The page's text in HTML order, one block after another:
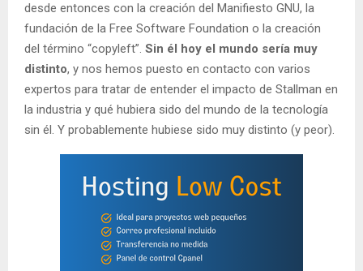
desde entonces con la creación del Manifiesto GNU, la
fundación de la Free Software Foundation o la creación
del término “copyleft”. Sin él hoy el mundo sería muy
distinto, y nos hemos puesto en contacto con varios
expertos para tratar de entender el impacto de Stallman en
la industria y qué hubiera sido del mundo de la tecnología
sin él. Y probablemente hubiese sido muy distinto (y peor).